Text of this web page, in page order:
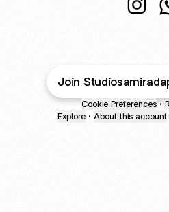
Join
Cookie Preferences •
Explore • About this account